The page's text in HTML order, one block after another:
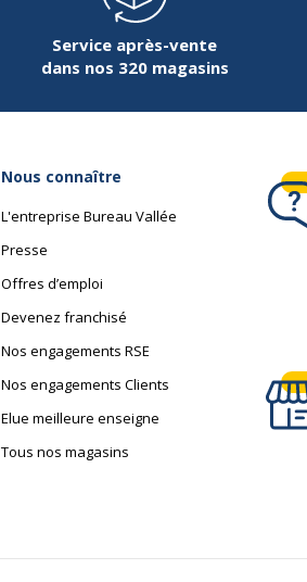
Service après-vente
dans nos 320 magasins
Nous connaître
L'entreprise Bureau Vallée
Presse
Offres d’emploi
Devenez franchisé
Nos engagements RSE
Nos engagements Clients
Elue meilleure enseigne
Tous nos magasins